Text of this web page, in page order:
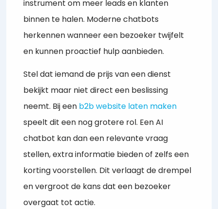
instrument om meer leads en klanten
binnen te halen. Moderne chatbots
herkennen wanneer een bezoeker twijfelt
en kunnen proactief hulp aanbieden.
Stel dat iemand de prijs van een dienst
bekijkt maar niet direct een beslissing
neemt. Bij een b2b website laten maken
speelt dit een nog grotere rol. Een AI
chatbot kan dan een relevante vraag
stellen, extra informatie bieden of zelfs een
korting voorstellen. Dit verlaagt de drempel
en vergroot de kans dat een bezoeker
overgaat tot actie.